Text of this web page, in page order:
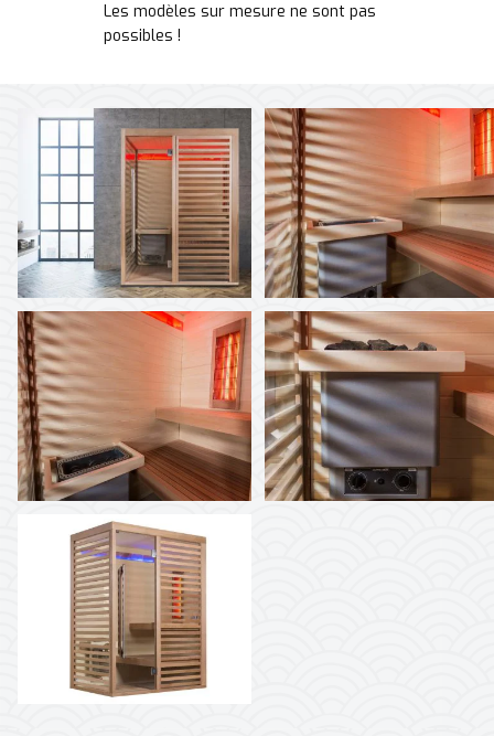
Les modèles sur mesure ne sont pas
possibles !